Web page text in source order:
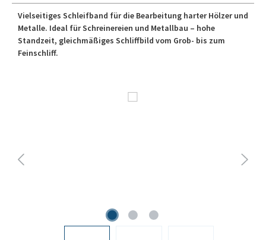
Vielseitiges Schleifband für die Bearbeitung harter Hölzer und
Metalle. Ideal für Schreinereien und Metallbau – hohe
Standzeit, gleichmäßiges Schliffbild vom Grob- bis zum
Feinschliff.